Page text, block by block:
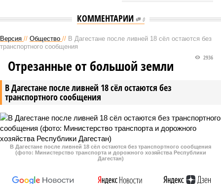
КОММЕНТАРИИ 0
Версия // Общество // В Дагестане после ливней 18 сёл остаются без
транспортного сообщения
В Дагестане после ливней 18 сёл остаются без
транспортного сообщения
2936
Отрезанные от большой земли
В Дагестане после ливней 18 сёл остаются без транспортного сообщения
(фото: Министерство транспорта и дорожного хозяйства Республики
Дагестан)